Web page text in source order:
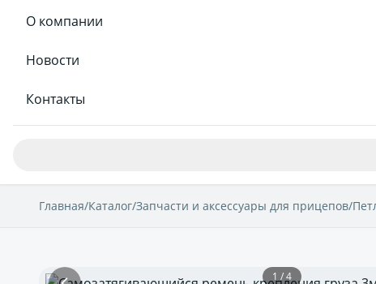
О компании
Новости
Контакты
Главная/Каталог/Запчасти и аксессуары для прицепов/
1 / 4